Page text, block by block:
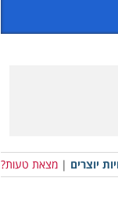
יוצרים | מצאת טעות?